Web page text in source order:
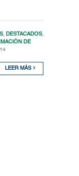
, DESTACADOS,
DE
LEER MÁS